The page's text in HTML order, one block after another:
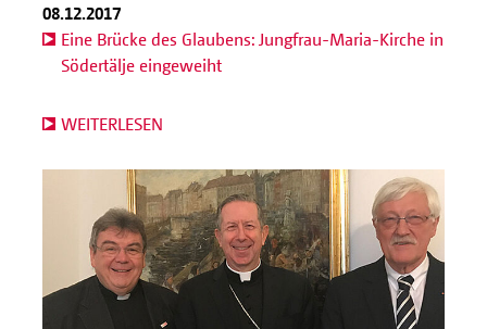
08.12.2017
Eine Brücke des Glaubens: Jungfrau-Maria-Kirche in
Södertälje eingeweiht
WEITERLESEN